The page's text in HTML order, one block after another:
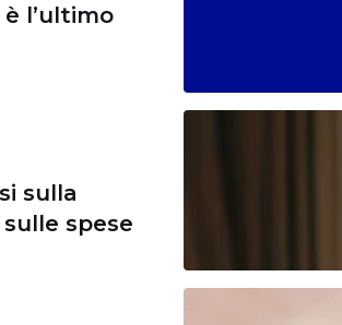
è l’ultimo
sulla
spese